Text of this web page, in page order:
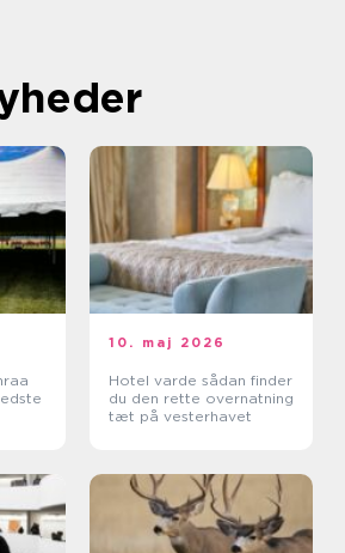
10. maj 2026
Hotel varde sådan finder
du den rette overnatning
tæt på vesterhavet